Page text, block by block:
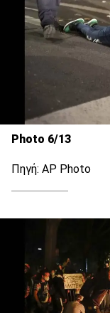
Photo 6/13
Πηγή: AP Photo